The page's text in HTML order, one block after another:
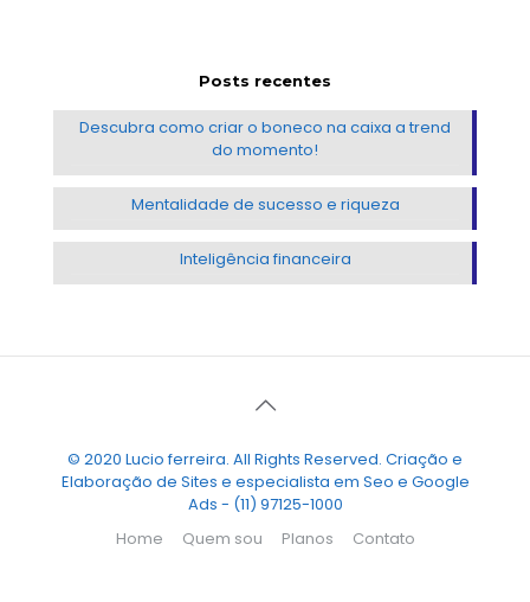
Posts recentes
Descubra como criar o boneco na caixa a trend
do momento!
Mentalidade de sucesso e riqueza
Inteligência financeira
© 2020 Lucio ferreira. All Rights Reserved. Criação e
Elaboração de Sites e especialista em Seo e Google
Ads - (11) 97125-1000
Home
Quem sou Planos Contato